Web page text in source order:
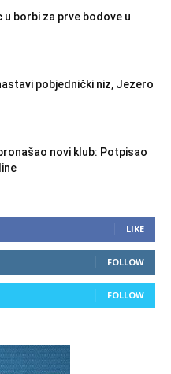
borbi za prve bodove u
pobjednički niz, Jezero
novi klub: Potpisao
LIKE
FOLLOW
FOLLOW